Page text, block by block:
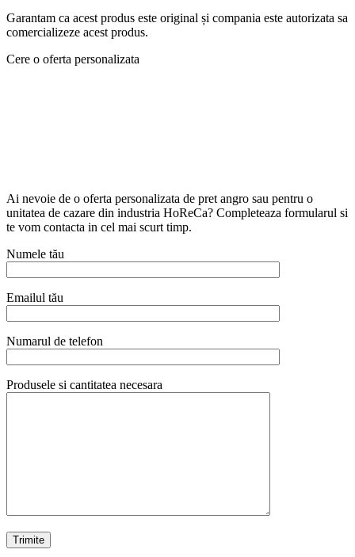
Garantam ca acest produs este original și compania este autorizata sa
comercializeze acest produs.
Cere o oferta personalizata
Ai nevoie de o oferta personalizata de pret angro sau pentru o
unitatea de cazare din industria HoReCa? Completeaza formularul si
te vom contacta in cel mai scurt timp.
Numele tău
Emailul tău
Numarul de telefon
Produsele si cantitatea necesara